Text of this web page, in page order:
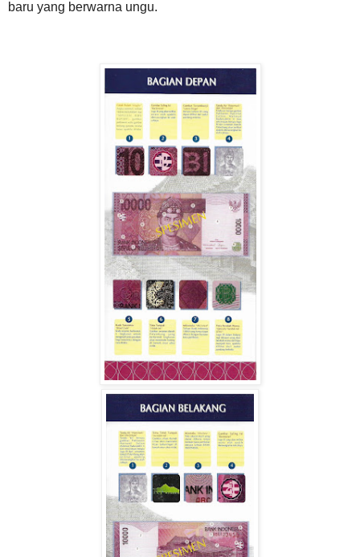
baru yang berwarna ungu.